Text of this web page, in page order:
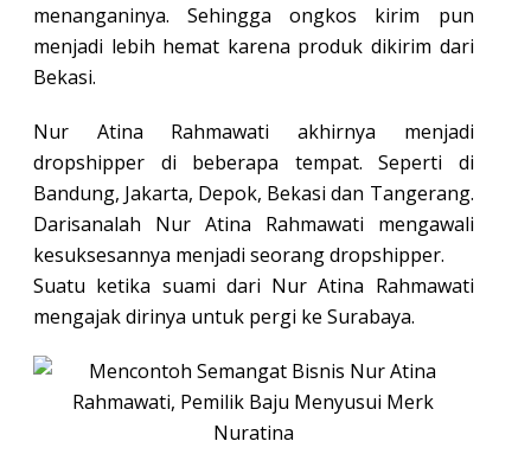
menanganinya. Sehingga ongkos kirim pun
menjadi lebih hemat karena produk dikirim dari
Bekasi.
Nur Atina Rahmawati akhirnya menjadi
dropshipper di beberapa tempat. Seperti di
Bandung, Jakarta, Depok, Bekasi dan Tangerang.
Darisanalah Nur Atina Rahmawati mengawali
kesuksesannya menjadi seorang dropshipper.
Suatu ketika suami dari Nur Atina Rahmawati
mengajak dirinya untuk pergi ke Surabaya.